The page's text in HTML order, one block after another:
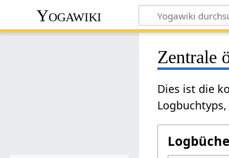
Yogawiki
Zentrale
Dies ist die